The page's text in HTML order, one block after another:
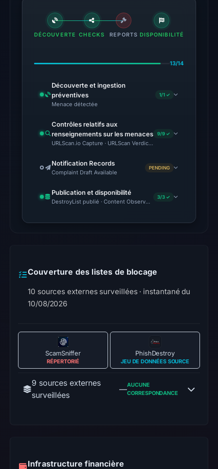
DÉCOUVERTE CHECKS REPORTS DISPONIBILITÉ
13/14
Découverte et ingestion
préventives
Menace détectée
1/1 ✓
Contrôles relatifs aux
renseignements sur les menaces
URLScan.io Capture · URLScan Verdict · VirusTotal · Google
9/9 ✓
Notification Records
Complaint Draft Available
PENDING
Publication et disponibilité
DestroyList publié · Content Observed Unavailable · Délai
3/3 ✓
Couverture des listes de blocage
10 sources externes surveillées · instantané du
10/08/2026
ScamSniffer
RÉPERTORIÉ
PhishDestroy
JEU DE DONNÉES SOURCE
9 sources externes
surveillées
—AUCUNE
CORRESPONDANCE
Infrastructure financière